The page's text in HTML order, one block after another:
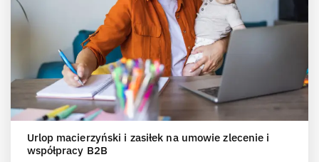
Urlop macierzyński i zasiłek na umowie zlecenie i
współpracy B2B